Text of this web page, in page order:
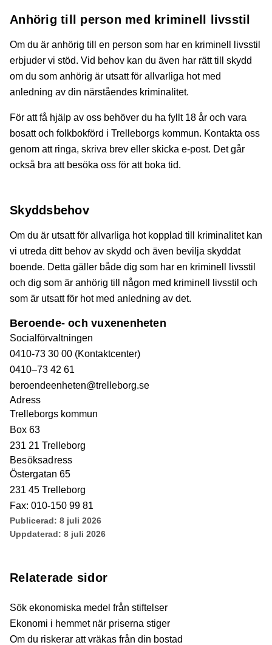
Anhörig till person med kriminell livsstil
Om du är anhörig till en person som har en kriminell livsstil
erbjuder vi stöd. Vid behov kan du även har rätt till skydd
om du som anhörig är utsatt för allvarliga hot med
anledning av din närståendes kriminalitet.
För att få hjälp av oss behöver du ha fyllt 18 år och vara
bosatt och folkbokförd i Trelleborgs kommun. Kontakta oss
genom att ringa, skriva brev eller skicka e-post. Det går
också bra att besöka oss för att boka tid.
Skyddsbehov
Om du är utsatt för allvarliga hot kopplad till kriminalitet kan
vi utreda ditt behov av skydd och även bevilja skyddat
boende. Detta gäller både dig som har en kriminell livsstil
och dig som är anhörig till någon med kriminell livsstil och
som är utsatt för hot med anledning av det.
Beroende- och vuxenenheten
Socialförvaltningen
0410-73 30 00 (Kontaktcenter)
0410–73 42 61
beroendeenheten@trelleborg.se
Adress
Trelleborgs kommun
Box 63
231 21 Trelleborg
Besöksadress
Östergatan 65
231 45 Trelleborg
Fax: 010-150 99 81
Publicerad: 8 juli 2026
Uppdaterad: 8 juli 2026
Relaterade sidor
Sök ekonomiska medel från stiftelser
Ekonomi i hemmet när priserna stiger
Om du riskerar att vräkas från din bostad